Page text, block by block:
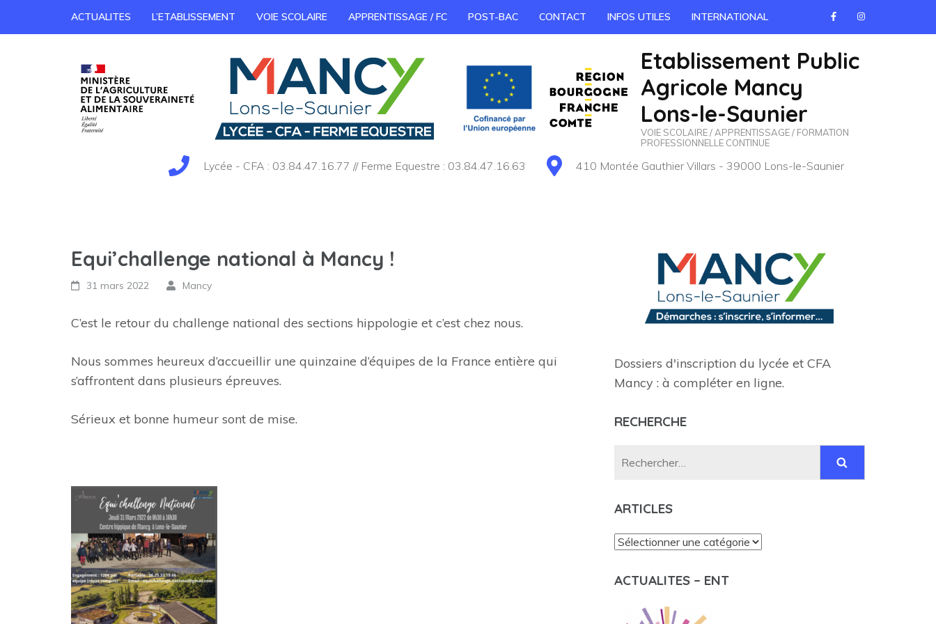
ACTUALITES L’ETABLISSEMENT VOIE SCOLAIRE APPRENTISSAGE / FC POST-BAC CONTACT INFOS UTILES INTERNATIONAL
Etablissement Public
Agricole Mancy
Lons-le-Saunier
VOIE SCOLAIRE / APPRENTISSAGE / FORMATION
PROFESSIONNELLE CONTINUE
410 Montée Gauthier Villars - 39000 Lons-le-Saunier
Lycée - CFA : 03.84.47.16.77 // Ferme Equestre : 03.84.47.16.63
Equi’challenge national à Mancy !
31 mars 2022 Mancy
C’est le retour du challenge national des sections hippologie et c’est chez nous.
Nous sommes heureux d’accueillir une quinzaine d’équipes de la France entière qui
s’affrontent dans plusieurs épreuves.
Sérieux et bonne humeur sont de mise.
Dossiers d'inscription du lycée et CFA
Mancy : à compléter en ligne.
RECHERCHE
Rechercher :
ARTICLES
Articles
ACTUALITES – ENT